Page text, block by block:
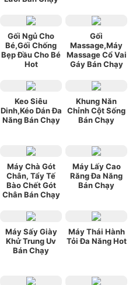
Gối Ngủ Cho
Bé,Gối Chống
Bẹp Đầu Cho Bé
Hot
Gối
Massage,Máy
Massage Cổ Vai
Gáy Bán Chạy
Keo Siêu
Dinh,Kéo Dán Đa
Năng Bán Chạy
Khung Năn
Chỉnh Cột Sống
Bán Chạy
Máy Chà Gót
Chân, Tẩy Tế
Bào Chết Gót
Chân Bán Chạy
Máy Lấy Cao
Răng Đa Năng
Bán Chạy
Máy Sấy Giày
Khử Trung Uv
Bán Chạy
Máy Thái Hành
Tỏi Đa Năng Hot